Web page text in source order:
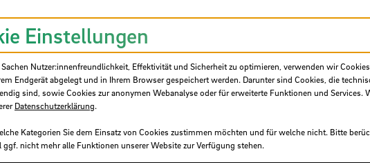
Einstellungen
Nutzer:innenfreundlichkeit, Effektivität und Sicherheit zu optimieren, verwenden wir
Endgerät abgelegt und in Ihrem Browser gespeichert werden. Darunter sind Cookies, die
sind, sowie Cookies zur anonymen Webanalyse oder für erweiterte Funktionen und Services.
Datenschutzerklärung.
Kategorien Sie dem Einsatz von Cookies zustimmen möchten und für welche nicht. Bitte
ggf. nicht mehr alle Funktionen unserer Website zur Verfügung stehen.